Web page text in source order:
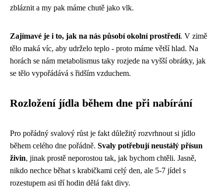
zbláznit a my pak máme chutě jako vlk.
Zajímavé je i to, jak na nás působí okolní prostředí. V zimě
tělo maká víc, aby udrželo teplo - proto máme větší hlad. Na
horách se nám metabolismus taky rozjede na vyšší obrátky, jak
se tělo vypořádává s řidším vzduchem.
Rozložení jídla během dne při nabírání
Pro pořádný svalový růst je fakt důležitý rozvrhnout si jídlo
během celého dne pořádně. Svaly potřebují neustálý přísun
živin, jinak prostě neporostou tak, jak bychom chtěli. Jasně,
nikdo nechce běhat s krabičkami celý den, ale 5-7 jídel s
rozestupem asi tří hodin dělá fakt divy.